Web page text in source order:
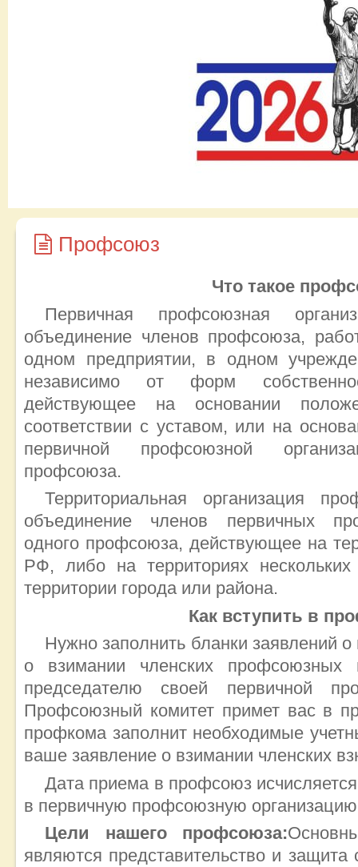
Профсоюз
Что такое
Первичная профсоюзная
объединение членов профсоюза,
одном предприятии, в одном
независимо от форм
действующее на основании
соответствии с уставом, или на
первичной профсоюзной
профсоюза.
Территориальная организация
объединение членов первичных
одного профсоюза, действующее на
РФ, либо на территориях
территории города или района.
Как вступить в
Нужно заполнить бланки заявлений
о взимании членских профсоюзных
председателю своей первичной
Профсоюзный комитет примет вас в
профкома заполнит необходимые
ваше заявление о взимании членских
Дата приема в профсоюз
в первичную профсоюзную
Цели нашего профсоюза:
являются представительство и защита